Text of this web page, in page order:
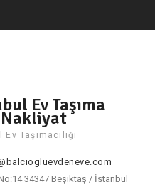
Ev Taşıma
Nakliyat
Taşımacılığı
34347 Beşiktaş / İstanbul